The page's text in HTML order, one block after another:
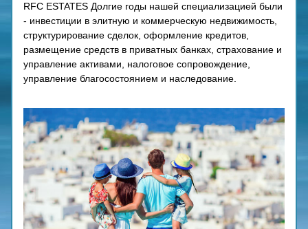
RFC ESTATES Долгие годы нашей специализацией были
- инвестиции в элитную и коммерческую недвижимость,
структурирование сделок, оформление кредитов,
размещение средств в приватных банках, страхование и
управление активами, налоговое сопровождение,
управление благосостоянием и наследование.